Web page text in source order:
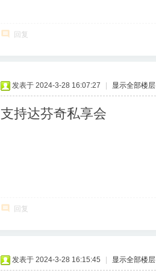
回复
发表于 2024-3-28 16:07:27 显示全部楼层
支持达芬奇私享会
回复
发表于 2024-3-28 16:15:45 显示全部楼层